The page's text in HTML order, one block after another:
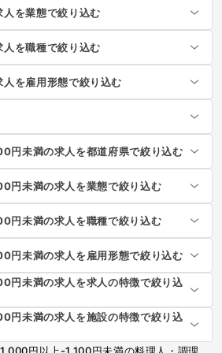
を業態で絞り込む
を職種で絞り込む
を雇用形態で絞り込む
円未満の求人を都道府県で絞り込む
円未満の求人を業態で絞り込む
円未満の求人を職種で絞り込む
円未満の求人を雇用形態で絞り込む
円未満の求人を求人の特徴で絞り込
円未満の求人を施設の特徴で絞り込